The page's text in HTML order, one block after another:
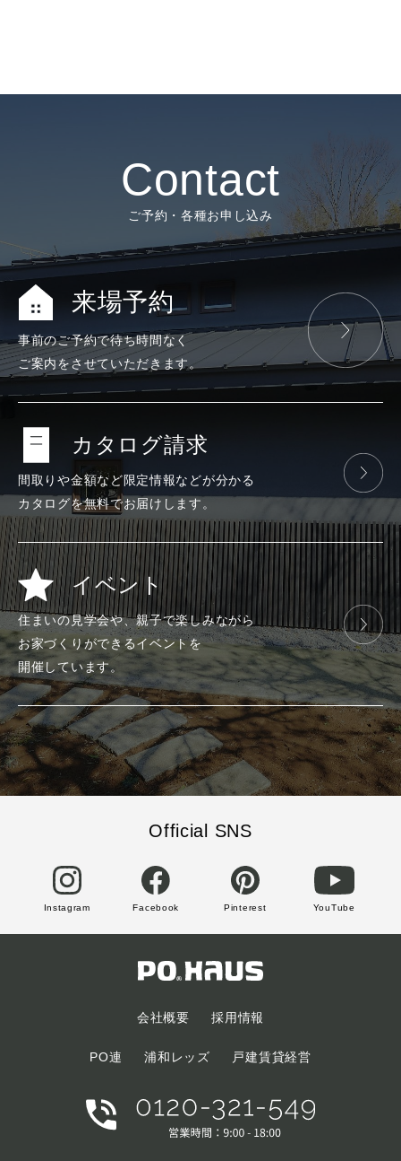
Contact
ご予約・各種お申し込み
来場予約
事前のご予約で待ち時間なく
ご案内をさせていただきます。
カタログ請求
間取りや金額など限定情報などが分かる
カタログを無料でお届けします。
イベント
住まいの見学会や、親子で楽しみながら
お家づくりができるイベントを
開催しています。
Official SNS
Instagram Facebook Pinterest YouTube
会社概要 採用情報
PO連 浦和レッズ 戸建賃貸経営